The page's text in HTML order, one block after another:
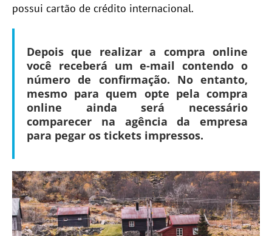
possui cartão de crédito internacional.
Depois que realizar a compra online
você receberá um e-mail contendo o
número de confirmação. No entanto,
mesmo para quem opte pela compra
online aindaserá necessário
comparecer na agência da empresa
para pegar os tickets impressos.